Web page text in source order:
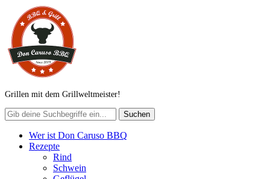
Grillen mit dem Grillweltmeister!
Wer ist Don Caruso BBQ
Rezepte
Rind
Schwein